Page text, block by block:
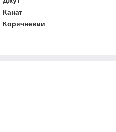
Канат
Коричневий